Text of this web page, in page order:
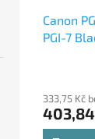
Canon
PGI-7
333,75 Kč